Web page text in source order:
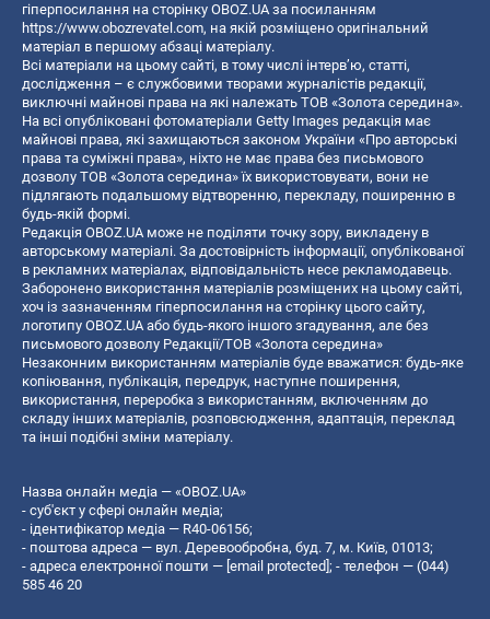
гіперпосилання на сторінку OBOZ.UA за посиланням
https://www.obozrevatel.com, на якій розміщено оригінальний
матеріал в першому абзаці матеріалу.
Всі матеріали на цьому сайті, в тому числі інтерв’ю, статті,
дослідження – є службовими творами журналістів редакції,
виключні майнові права на які належать ТОВ «Золота середина».
На всі опубліковані фотоматеріали Getty Images редакція має
майнові права, які захищаються законом України «Про авторські
права та суміжні права», ніхто не має права без письмового
дозволу ТОВ «Золота середина» їх використовувати, вони не
підлягають подальшому відтворенню, перекладу, поширенню в
будь-якій формі.
Редакція OBOZ.UA може не поділяти точку зору, викладену в
авторському матеріалі. За достовірність інформації, опублікованої
в рекламних матеріалах, відповідальність несе рекламодавець.
Заборонено використання матеріалів розміщених на цьому сайті,
хоч із зазначенням гіперпосилання на сторінку цього сайту,
логотипу OBOZ.UA або будь-якого іншого згадування, але без
письмового дозволу Редакції/ТОВ «Золота середина»
Незаконним використанням матеріалів буде вважатися: будь-яке
копiювання, публiкацiя, передрук, наступне поширення,
використання, переробка з використанням, включенням до
складу інших матеріалів, розповсюдження, адаптація, переклад
та інші подібні зміни матеріалу.
Назва онлайн медіа — «OBOZ.UA»
- суб'єкт у сфері онлайн медіа;
- ідентифікатор медіа — R40-06156;
- поштова адреса — вул. Деревообробна, буд. 7, м. Київ, 01013;
- адреса електронної пошти — [email protected] ; - телефон — (044)
585 46 20